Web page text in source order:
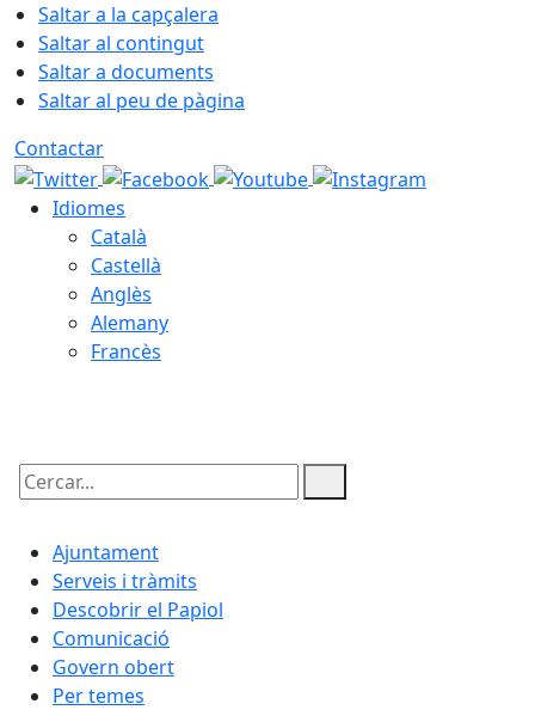
Saltar a la capçalera
Saltar al contingut
Saltar a documents
Saltar al peu de pàgina
Contactar
Idiomes
Català
Castellà
Anglès
Alemany
Francès
Cercar:
Ajuntament
Serveis i tràmits
Descobrir el Papiol
Comunicació
Govern obert
Per temes